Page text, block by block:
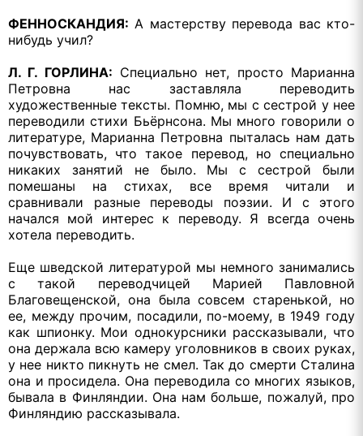
ФЕННОСКАНДИЯ: А мастерству перевода вас кто-
нибудь учил?
Л. Г. ГОРЛИНА: Специально нет, просто Марианна
Петровна нас заставляла переводить
художественные тексты. Помню, мы с сестрой у нее
переводили стихи Бьёрнсона. Мы много говорили о
литературе, Марианна Петровна пыталась нам дать
почувствовать, что такое перевод, но специально
никаких занятий не было. Мы с сестрой были
помешаны на стихах, все время читали и
сравнивали разные переводы поэзии. И с этого
начался мой интерес к переводу. Я всегда очень
хотела переводить.
Еще шведской литературой мы немного занимались
с такой переводчицей Марией Павловной
Благовещенской, она была совсем старенькой, но
ее, между прочим, посадили, по-моему, в 1949 году
как шпионку. Мои однокурсники рассказывали, что
она держала всю камеру уголовников в своих руках,
у нее никто пикнуть не смел. Так до смерти Сталина
она и просидела. Она переводила со многих языков,
бывала в Финляндии. Она нам больше, пожалуй, про
Финляндию рассказывала.